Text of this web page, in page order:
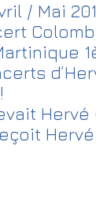
/ Mai
Hervé